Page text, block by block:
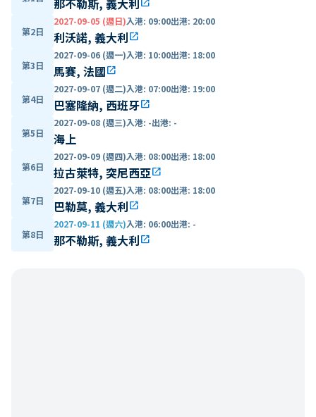
那不勒斯, 義大利
第2日
2027-09-05 (週日)入港: 09:00出港: 20:00
利沃諾, 義大利open_in_new
第3日
2027-09-06 (週一)入港: 10:00出港: 18:00
馬賽, 法國open_in_new
第4日
2027-09-07 (週二)入港: 07:00出港: 19:00
巴塞隆納, 西班牙open_in_new
第5日
2027-09-08 (週三)入港: -出港: -
海上
第6日
2027-09-09 (週四)入港: 08:00出港: 18:00
拉古萊特, 突尼西亞open_in_new
第7日
2027-09-10 (週五)入港: 08:00出港: 18:00
巴勒莫, 義大利open_in_new
第8日
2027-09-11 (週六)入港: 06:00出港: -
那不勒斯, 義大利open_in_new